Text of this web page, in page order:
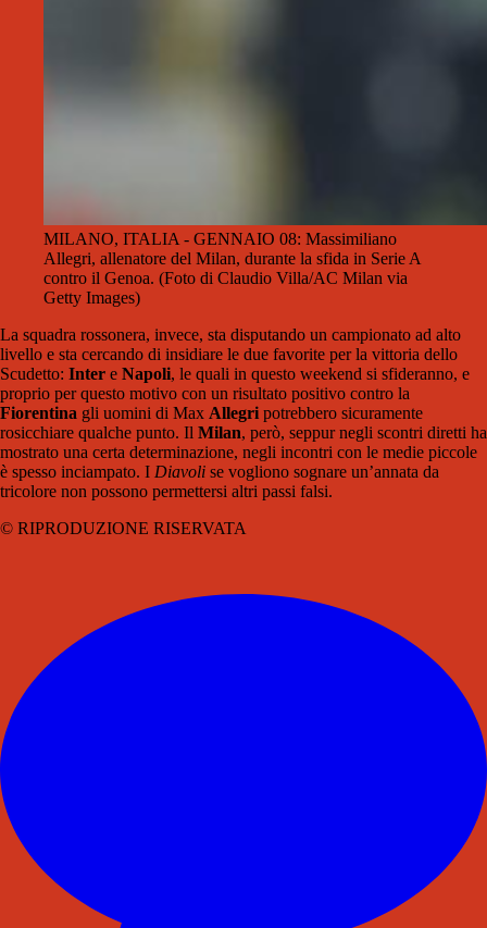
MILANO, ITALIA - GENNAIO 08: Massimiliano
Allegri, allenatore del Milan, durante la sfida in Serie A
contro il Genoa. (Foto di Claudio Villa/AC Milan via
Getty Images)
La squadra rossonera, invece, sta disputando un campionato ad alto
livello e sta cercando di insidiare le due favorite per la vittoria dello
Scudetto: Inter e Napoli, le quali in questo weekend si sfideranno, e
proprio per questo motivo con un risultato positivo contro la
Fiorentina gli uomini di Max Allegri potrebbero sicuramente
rosicchiare qualche punto. Il Milan, però, seppur negli scontri diretti ha
mostrato una certa determinazione, negli incontri con le medie piccole
è spesso inciampato. I Diavoli se vogliono sognare un’annata da
tricolore non possono permettersi altri passi falsi.
© RIPRODUZIONE RISERVATA